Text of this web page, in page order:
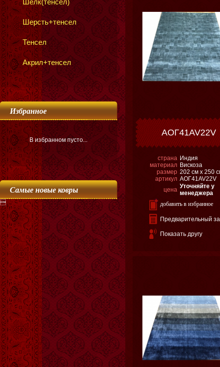
Шёлк(тенсел)
Шерсть+тенсел
Тенсел
Акрил+тенсел
Избранное
В избранном пусто...
Самые новые ковры

АОГ41AV22V
страна Индия
материал Вискоза
размер 202 см х 250
артикул АОГ41AV22V
цена Уточняйте у
менеджера
добавить в избранное
Предварительный
Показать другу